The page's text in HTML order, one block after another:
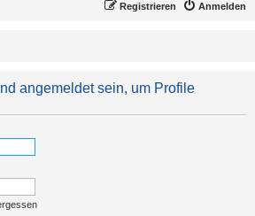
Anmelden
Registrieren
angemeldet sein, um Profile